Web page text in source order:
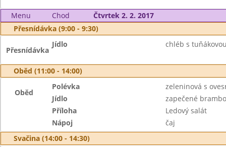
Menu Chod
Čtvrtek 2. 2. 2017
Přesnídávka (9:00 - 9:30)
Přesnídávka
Jídlo chléb s
Oběd (11:00 - 14:00)
Oběd
Polévka
zeleninová s
Jídlo
zapečené
Příloha
Ledový salát
Nápoj
čaj
Svačina (14:00 - 14:30)